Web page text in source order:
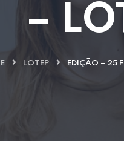
–
LOTEP EDIÇÃO – 25